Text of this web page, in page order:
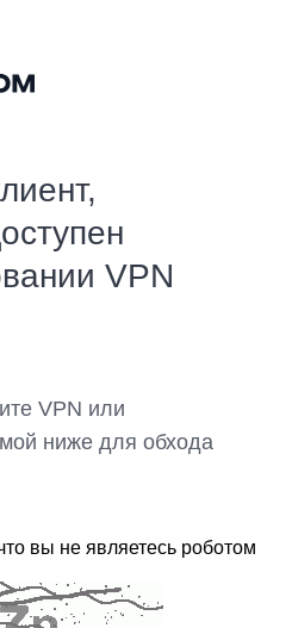
VPN
VPN или
ниже для обхода
вы не являетесь роботом